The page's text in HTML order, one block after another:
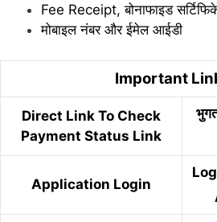
Fee Receipt,बोनाफाइड
मोबाइल नंबर और ईमेल आईडी
Important
Direct Link To Check
Payment Status Link
Application Login